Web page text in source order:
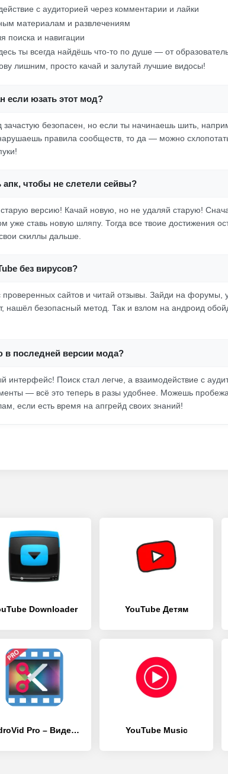
с аудиторией через комментарии и лайки
материалам и развлечениям
поиска и навигации
ты всегда найдёшь что-то по душе — от
лишним, просто качай и залутай лучшие видосы!
если юзать этот мод?
зачастую безопасен, но если ты начинаешь шить,
правила сообществ, то да — можно
апк, чтобы не слетели сейвы?
версию! Качай новую, но не удаляй старую!
уже ставь новую шляпу. Тогда все твоие достижения
скиллы дальше.
без вирусов?
сайтов и читай отзывы. Зайди на форумы,
нашёл безопасный метод. Так и взлом на андроид
в последней версии мода?
интерфейс! Поиск стал легче, а взаимодействие с
— всё это теперь в разы удобнее. Можешь
если есть время на апгрейд своих знаний!
Downloader YouTube Детям
AndroVid Pro – Видео-редактор, создание роликов YouTube Music